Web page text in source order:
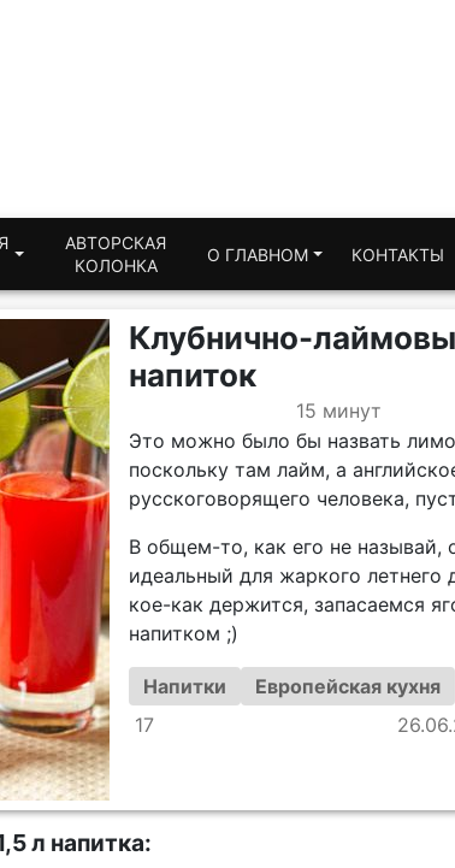
АВТОРСКАЯ
КОЛОНКА
О ГЛАВНОМ КОНТАКТЫ
Клубнично-
напиток
15 минут
Это можно было бы назвать
поскольку там лайм, а
русскоговорящего человека,
В общем-то, как его не
идеальный для жаркого
кое-как держится, запасаемся
напитком ;)
Напитки
Европейская кухня
17
л напитка: